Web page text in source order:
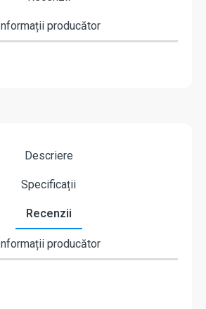
Informații producător
Descriere
Specificații
Recenzii
Informații producător